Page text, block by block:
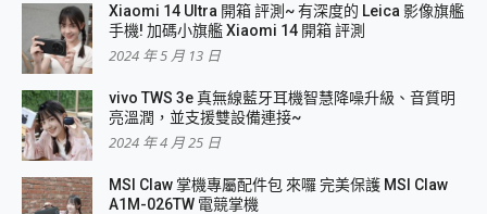
Xiaomi 14 Ultra 開箱 評測~ 有深度的 Leica 影像旗艦
手機! 加碼小旗艦 Xiaomi 14 開箱 評測
2024 年 5 月 13 日
vivo TWS 3e 真無線藍牙耳機智慧降噪升級、音質明
亮溫潤，並支援雙設備連接~
2024 年 4 月 25 日
MSI Claw 掌機專屬配件包 來囉 完美保護 MSI Claw
A1M-026TW 電競掌機